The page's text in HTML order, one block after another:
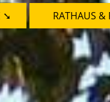
➘ RATHAUS &